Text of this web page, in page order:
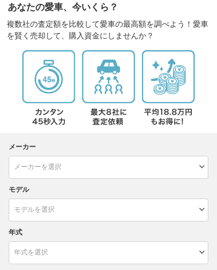
あなたの愛車、今いくら？
複数社の査定額を比較して愛車の最高額を調べよう！愛車
を賢く売却して、購入資金にしませんか？
メーカー
モデル
年式